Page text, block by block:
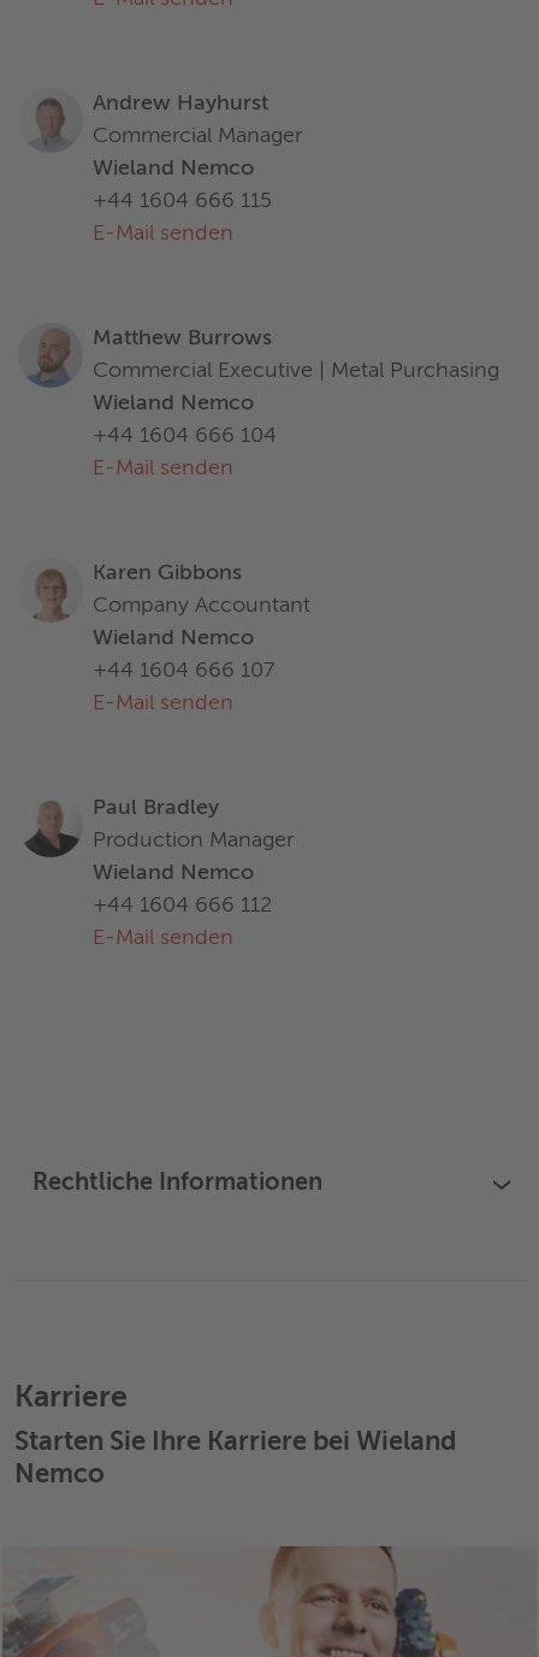
Andrew Hayhurst
Commercial Manager
Wieland Nemco
+44 1604 666 115
E-Mail senden
Matthew Burrows
Commercial Executive | Metal Purchasing
Wieland Nemco
+44 1604 666 104
E-Mail senden
Karen Gibbons
Company Accountant
Wieland Nemco
+44 1604 666 107
E-Mail senden
Paul Bradley
Production Manager
Wieland Nemco
+44 1604 666 112
E-Mail senden
Rechtliche Informationen ›
Karriere
Starten Sie Ihre Karriere bei Wieland
Nemco